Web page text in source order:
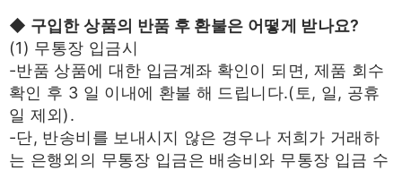
◆ 구입한 상품의 반품 후 환불은 어떻게 받나요?
(1) 무통장 입금시
-반품 상품에 대한 입금계좌 확인이 되면, 제품 회수
확인 후 3 일 이내에 환불 해 드립니다.(토, 일, 공휴
일 제외).
-단, 반송비를 보내시지 않은 경우나 저희가 거래하
는 은행외의 무통장 입금은 배송비와 무통장 입금 수